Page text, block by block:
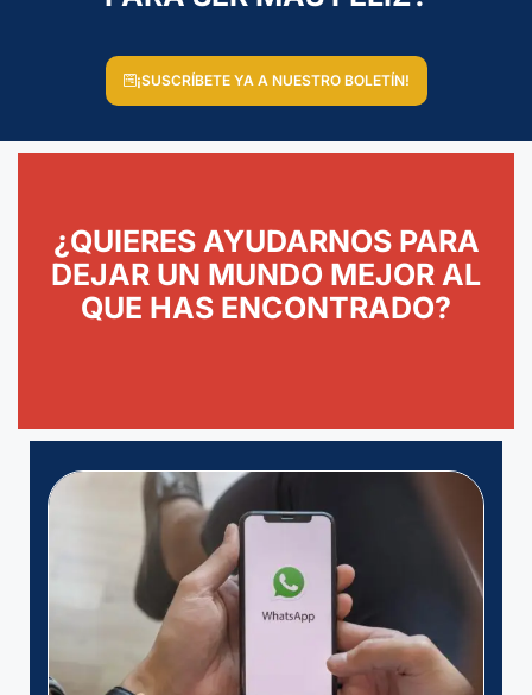
¡SUSCRÍBETE YA A NUESTRO BOLETÍN!
¿QUIERES AYUDARNOS PARA
DEJAR UN MUNDO MEJOR AL
QUE HAS ENCONTRADO?